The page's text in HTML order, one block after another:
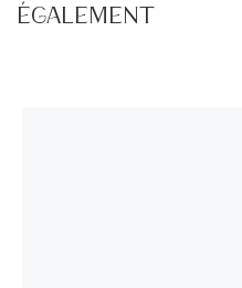
ÉGALEMENT